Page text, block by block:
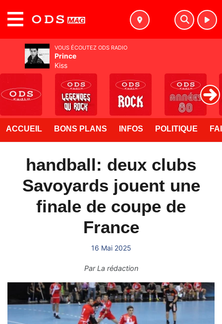
ACCUEIL BONS PLANS INFOS POLITIQUE
handball: deux clubs
Savoyards jouent une
finale de coupe de
France
16 Mai 2025
ParLa rédaction
VOUS ÉCOUTEZ ODS RADIO
Prince
Kiss